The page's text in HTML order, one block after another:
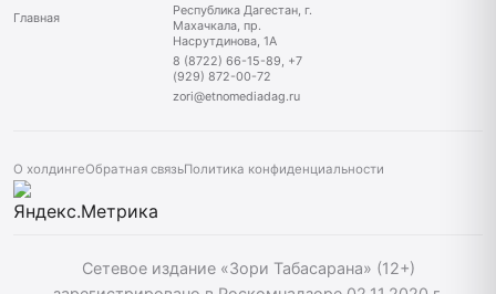
Главная
Республика Дагестан, г.
Махачкала, пр.
Насрутдинова, 1А
8 (8722) 66-15-89, +7
(929) 872-00-72
zori@etnomediadag.ru
О холдингеОбратная связьПолитика конфиденциальности
Сетевое издание «Зори Табасарана» (12+)